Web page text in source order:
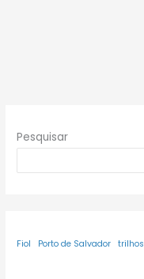
Pesquisar
Fiol Porto de Salvador trilhos